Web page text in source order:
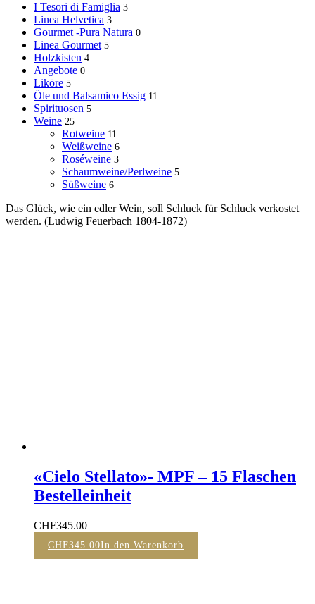
I Tesori di Famiglia 3
Linea Helvetica 3
Gourmet -Pura Natura 0
Linea Gourmet 5
Holzkisten 4
Angebote 0
Liköre 5
Öle und Balsamico Essig 11
Spirituosen 5
Weine 25
Rotweine 11
Weißweine 6
Roséweine 3
Schaumweine/Perlweine 5
Süßweine 6
Das Glück, wie ein edler Wein, soll Schluck für Schluck verkostet
werden. (Ludwig Feuerbach 1804-1872)
«Cielo Stellato»- MPF – 15 Flaschen
Bestelleinheit
CHF345.00
CHF345.00In den Warenkorb